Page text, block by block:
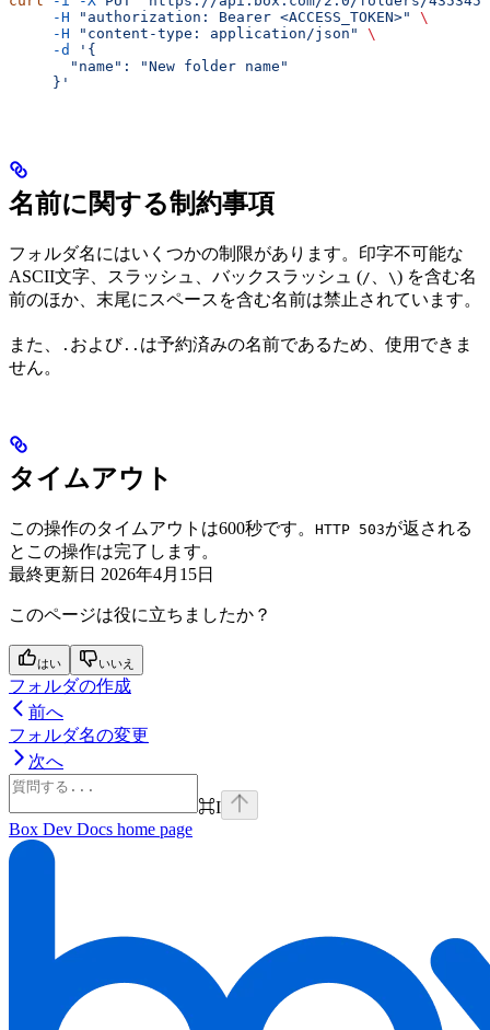
     -H
"authorization: Bearer <ACCESS_TOKEN>"
\
     -H
"content-type: application/json"
\
     -d
'{
       "name": "New folder name"
     }'
名前に関する制約事項
フォルダ名にはいくつかの制限があります。印字不可能な
ASCII文字、スラッシュ、バックスラッシュ (/ \) を含む名
前のほか、末尾にスペースを含む名前は禁止されています。
また、 . および .. は予約済みの名前であるため、使用できま
せん。
タイムアウト
この操作のタイムアウトは600秒です。 HTTP 503が返される
とこの操作は完了します。
最終更新日 2026年4月15日
このページは役に立ちましたか？
はい いいえ
フォルダの作成
前へ
フォルダ名の変更
次へ
⌘I
Box Dev Docs home page